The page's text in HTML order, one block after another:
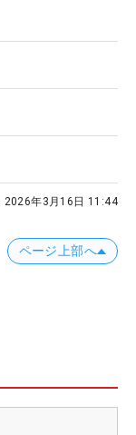
2026年3月16日 11:44
ページ上部へ